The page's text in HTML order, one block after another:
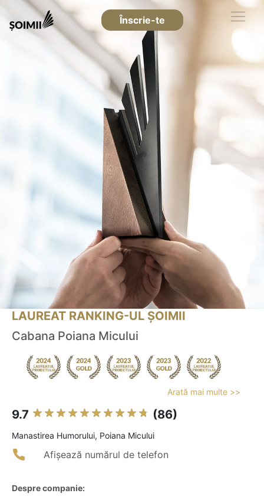
Înscrie-te
LAUREAT RANKING-UL ȘOIMII
Cabana Poiana Micului
Arată mai multe >>
9.7 (86)
Manastirea Humorului, Poiana Micului
Afișează numărul de telefon
Despre companie: